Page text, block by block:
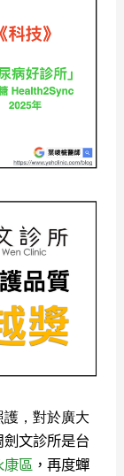
護，對於廣大
劍文診所是台
康區 ，再度蟬